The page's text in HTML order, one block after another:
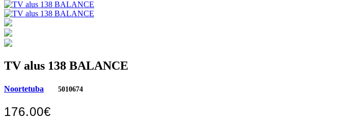
TV alus 138 BALANCE
Noortetuba 5010674
176.00€